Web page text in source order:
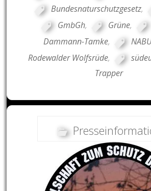
Bundesnaturschutzgesetz,
GmbGh, Grüne,
Dammann-Tamke,
Rodewalder Wolfsrüde,
Trapper